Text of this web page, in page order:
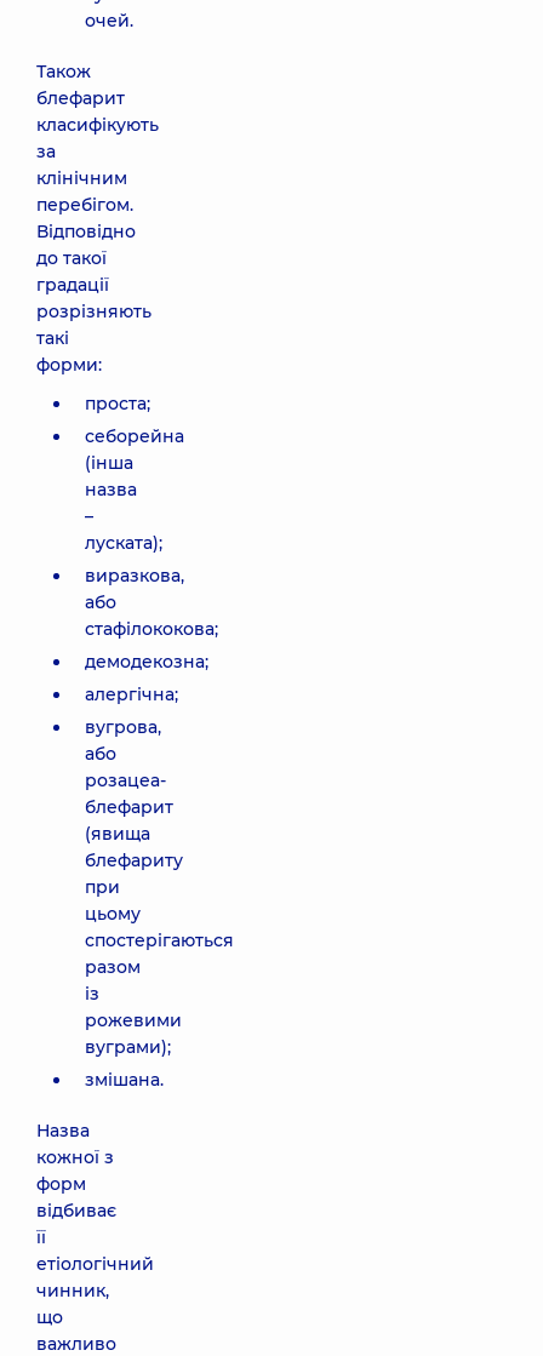
очей.
Також
блефарит
класифікують
за
клінічним
перебігом.
Відповідно
до такої
градації
розрізняють
такі
форми:
проста;
себорейна
(інша
назва
–
луската);
виразкова,
або
стафілококова;
демодекозна;
алергічна;
вугрова,
або
розацеа-
блефарит
(явища
блефариту
при
цьому
спостерігаються
разом
із
рожевими
вуграми);
змішана.
Назва
кожної з
форм
відбиває
її
етіологічний
чинник,
що
важливо